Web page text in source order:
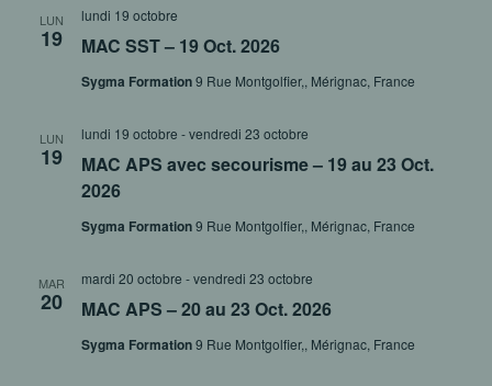
LUN
19 MAC SST – 19 Oct. 2026
lundi 19 octobre
Sygma Formation9 Rue Montgolfier,, Mérignac, France
LUN
19
MAC APS avec secourisme – 19 au 23 Oct.
2026
lundi 19 octobre -vendredi 23 octobre
Sygma Formation9 Rue Montgolfier,, Mérignac, France
MAR
20 MAC APS – 20 au 23 Oct. 2026
mardi 20 octobre -vendredi 23 octobre
Sygma Formation9 Rue Montgolfier,, Mérignac, France